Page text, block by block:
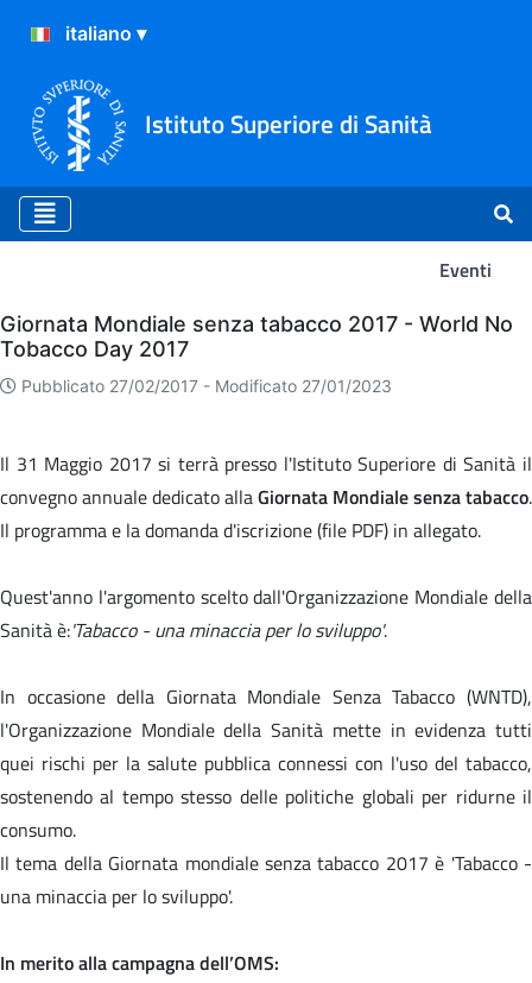
Istituto Superiore di Sanità
Eventi
Eventi
Giornata Mondiale senza tabacco 2017 - World No
Tobacco Day 2017
Pubblicato 27/02/2017 - Modificato 27/01/2023
Il 31 Maggio 2017 si terrà presso l'Istituto Superiore di Sanità il
convegno annuale dedicato allaGiornata Mondiale senza tabacco.
Il programma e la domanda d'iscrizione (file PDF) in allegato.
Quest'anno l'argomento scelto dall'Organizzazione Mondiale della
Sanità è:'Tabacco - una minaccia per lo sviluppo'.
In occasione della Giornata Mondiale Senza Tabacco (WNTD),
l'Organizzazione Mondiale della Sanità mette in evidenza tutti
quei rischi per la salute pubblica connessi con l'uso del tabacco,
sostenendo al tempo stesso delle politiche globali per ridurne il
consumo.
Il tema della Giornata mondiale senza tabacco 2017 è 'Tabacco -
una minaccia per lo sviluppo'.
In merito alla campagna dell’OMS: